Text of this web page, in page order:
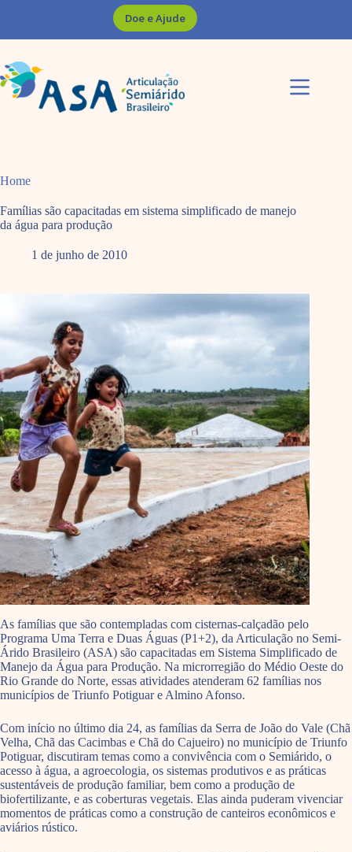
Doe e Ajude
Home
Famílias são capacitadas em sistema simplificado de manejo
da água para produção
1 de junho de 2010
As famílias que são contempladas com cisternas-calçadão pelo
Programa Uma Terra e Duas Águas (P1+2), da Articulação no Semi-
Árido Brasileiro (ASA) são capacitadas em Sistema Simplificado de
Manejo da Água para Produção. Na microrregião do Médio Oeste do
Rio Grande do Norte, essas atividades atenderam 62 famílias nos
municípios de Triunfo Potiguar e Almino Afonso.
Com início no último dia 24, as famílias da Serra de João do Vale (Chã
Velha, Chã das Cacimbas e Chã do Cajueiro) no município de Triunfo
Potiguar, discutiram temas como a convivência com o Semiárido, o
acesso à água, a agroecologia, os sistemas produtivos e as práticas
sustentáveis de produção familiar, bem como a produção de
biofertilizante, e as coberturas vegetais. Elas ainda puderam vivenciar
momentos de práticas como a construção de canteiros econômicos e
aviários rústico.